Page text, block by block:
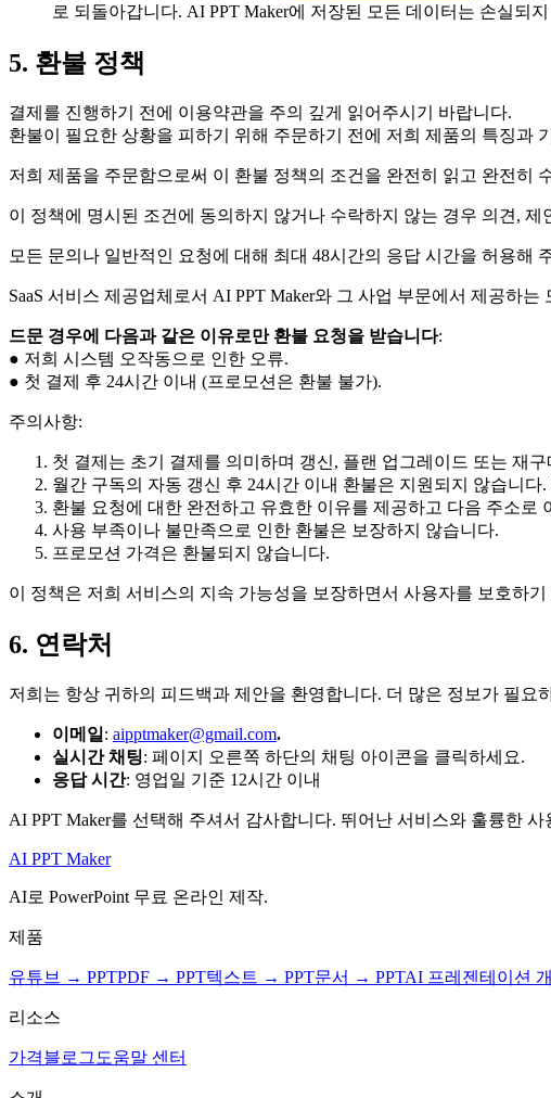
로 되돌아갑니다. AI PPT Maker에 저장된 모든 데이터는 손실되
5. 환불 정책
결제를 진행하기 전에 이용약관을 주의 깊게 읽어주시기 바랍니다.
환불이 필요한 상황을 피하기 위해 주문하기 전에 저희 제품의 특징과
저희 제품을 주문함으로써 이 환불 정책의 조건을 완전히 읽고 완전히
이 정책에 명시된 조건에 동의하지 않거나 수락하지 않는 경우 의견,
모든 문의나 일반적인 요청에 대해 최대 48시간의 응답 시간을 허용해
SaaS 서비스 제공업체로서 AI PPT Maker와 그 사업 부문에서 제공하
드문 경우에 다음과 같은 이유로만 환불 요청을 받습니다:
● 저희 시스템 오작동으로 인한 오류.
● 첫 결제 후 24시간 이내 (프로모션은 환불 불가).
주의사항:
첫 결제는 초기 결제를 의미하며 갱신, 플랜 업그레이드 또는 재
월간 구독의 자동 갱신 후 24시간 이내 환불은 지원되지 않습니
환불 요청에 대한 완전하고 유효한 이유를 제공하고 다음 주소로
사용 부족이나 불만족으로 인한 환불은 보장하지 않습니다.
프로모션 가격은 환불되지 않습니다.
이 정책은 저희 서비스의 지속 가능성을 보장하면서 사용자를 보호하
6. 연락처
저희는 항상 귀하의 피드백과 제안을 환영합니다. 더 많은 정보가 필
이메일 : aipptmaker@gmail.com.
실시간 채팅: 페이지 오른쪽 하단의 채팅 아이콘을 클릭하세요.
응답 시간: 영업일 기준 12시간 이내
AI PPT Maker를 선택해 주셔서 감사합니다. 뛰어난 서비스와 훌륭한
AI PPT Maker
AI로 PowerPoint 무료 온라인 제작.
제품
유튜브 → PPTPDF → PPT텍스트 → PPT문서 → PPTAI 프레젠테이션
리소스
가격블로그 도움말 센터